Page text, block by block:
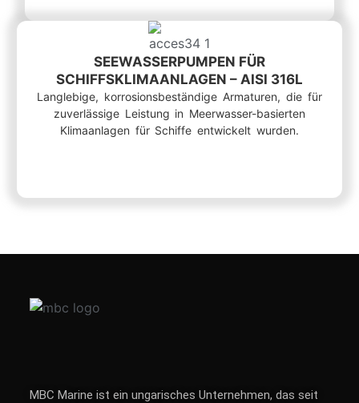
SEEWASSERPUMPEN FÜR
SCHIFFSKLIMAANLAGEN – AISI 316L
Langlebige, korrosionsbeständige Armaturen, die für
zuverlässige Leistung in Meerwasser-basierten
Klimaanlagen für Schiffe entwickelt wurden.
MBC Marine ist ein ungarisches Unternehmen, das seit